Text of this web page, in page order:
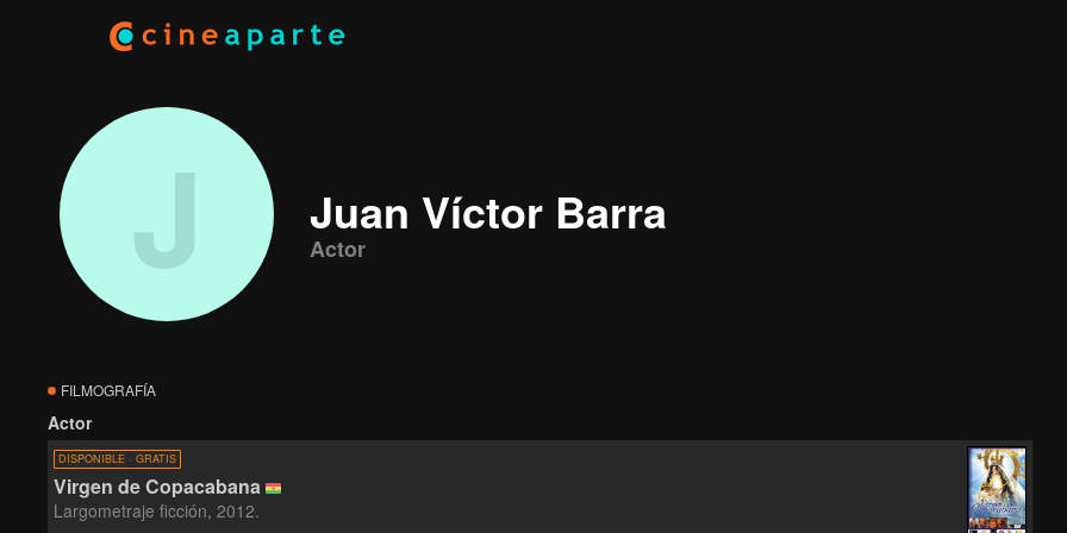
J Juan Víctor Barra
Actor
FILMOGRAFÍA
Actor
DISPONIBLE · GRATIS
Virgen de Copacabana
Largometraje ficción, 2012.